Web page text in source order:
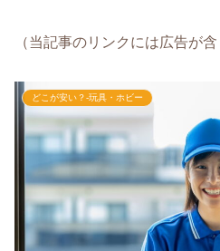
（当記事のリンクには広告が含
どこが安い？-玩具・ホビー